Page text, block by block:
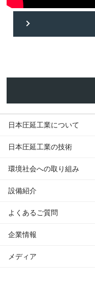
日本圧延工業について
日本圧延工業の技術
環境社会への取り組み
設備紹介
よくあるご質問
企業情報
メディア